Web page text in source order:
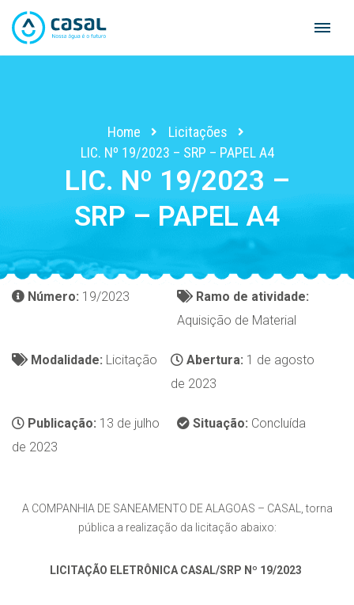
Skip
Home
Licitações
LIC. Nº 19/2023 – SRP – PAPEL A4
LIC. Nº 19/2023 –
SRP – PAPEL A4
Número: 19/2023
Ramo de atividade:
Aquisição de Material
Modalidade: Licitação Abertura: 1 de agosto
de 2023
Publicação: 13 de julho
de 2023
Situação: Concluída
A COMPANHIA DE SANEAMENTO DE ALAGOAS – CASAL, torna
pública a realização da licitação abaixo:
LICITAÇÃO ELETRÔNICA CASAL/SRP Nº 19/2023